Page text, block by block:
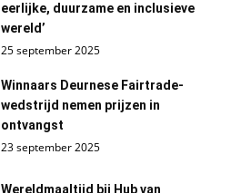
eerlijke, duurzame en inclusieve
wereld’
25 september 2025
Winnaars Deurnese Fairtrade-
wedstrijd nemen prijzen in
ontvangst
23 september 2025
Wereldmaaltijd bij Hub van